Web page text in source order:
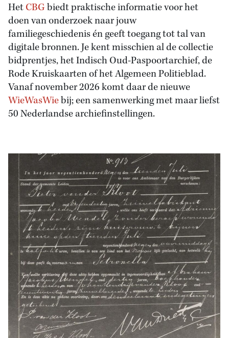
HetCBGbiedt praktische informatie voor het
doen van onderzoek naar jouw
familiegeschiedenis én geeft toegang tot tal van
digitale bronnen. Je kent misschien al de collectie
bidprentjes, het Indisch Oud-Paspoortarchief, de
Rode Kruiskaarten of het Algemeen Politieblad.
Vanaf november 2026 komt daar de nieuwe
WieWasWiebij; een samenwerking met maar liefst
50 Nederlandse archiefinstellingen.